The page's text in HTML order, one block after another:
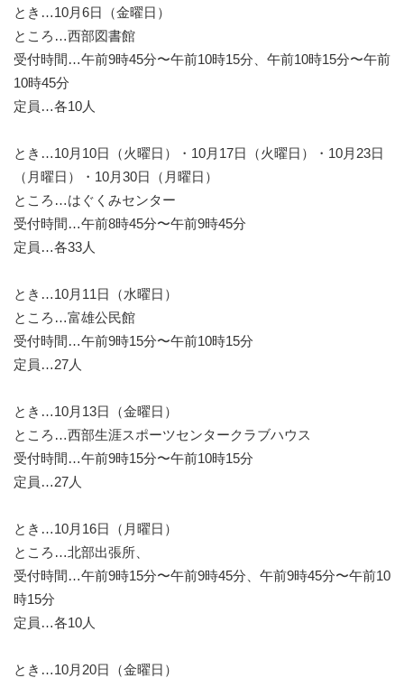
とき…10月6日（金曜日）
ところ…西部図書館
受付時間…午前9時45分〜午前10時15分、午前10時15分〜午前
10時45分
定員…各10人
とき…10月10日（火曜日）・10月17日（火曜日）・10月23日
（月曜日）・10月30日（月曜日）
ところ…はぐくみセンター
受付時間…午前8時45分〜午前9時45分
定員…各33人
とき…10月11日（水曜日）
ところ…富雄公民館
受付時間…午前9時15分〜午前10時15分
定員…27人
とき…10月13日（金曜日）
ところ…西部生涯スポーツセンタークラブハウス
受付時間…午前9時15分〜午前10時15分
定員…27人
とき…10月16日（月曜日）
ところ…北部出張所、
受付時間…午前9時15分〜午前9時45分、午前9時45分〜午前10
時15分
定員…各10人
とき…10月20日（金曜日）